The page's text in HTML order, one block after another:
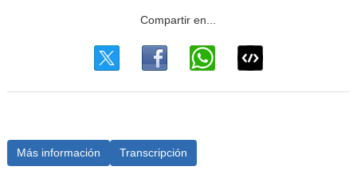
Más información Transcripción